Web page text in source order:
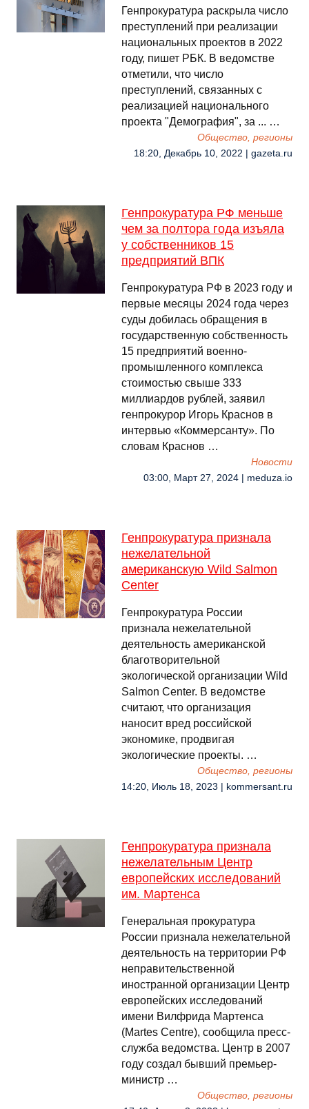
Генпрокуратура раскрыла число
преступлений при реализации
национальных проектов в 2022
году, пишет РБК. В ведомстве
отметили, что число
преступлений, связанных с
реализацией национального
проекта "Демография", за ... …
Общество, регионы
18:20, Декабрь 10, 2022 | gazeta.ru
Генпрокуратура РФ меньше
чем за полтора года изъяла
у собственников 15
предприятий ВПК
Генпрокуратура РФ в 2023 году и
первые месяцы 2024 года через
суды добилась обращения в
государственную собственность
15 предприятий военно-
промышленного комплекса
стоимостью свыше 333
миллиардов рублей, заявил
генпрокурор Игорь Краснов в
интервью «Коммерсанту». По
словам Краснов …
Новости
03:00, Март 27, 2024 | meduza.io
Генпрокуратура признала
нежелательной
американскую Wild Salmon
Center
Генпрокуратура России
признала нежелательной
деятельность американской
благотворительной
экологической организации Wild
Salmon Center. В ведомстве
считают, что организация
наносит вред российской
экономике, продвигая
экологические проекты. …
Общество, регионы
14:20, Июль 18, 2023 | kommersant.ru
Генпрокуратура признала
нежелательным Центр
европейских исследований
им. Мартенса
Генеральная прокуратура
России признала нежелательной
деятельность на территории РФ
неправительственной
иностранной организации Центр
европейских исследований
имени Вилфрида Мартенса
(Martes Centre), сообщила пресс-
служба ведомства. Центр в 2007
году создал бывший премьер-
министр …
Общество, регионы